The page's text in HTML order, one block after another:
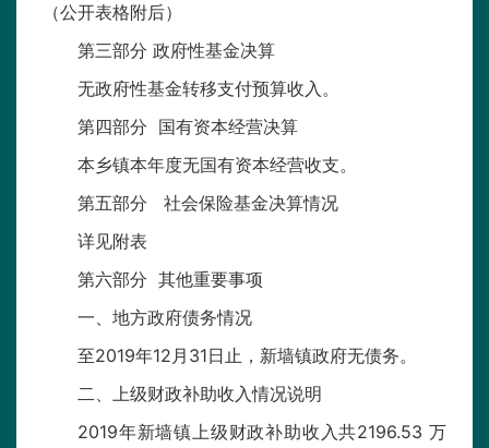
（公开表格附后）
第三部分 政府性基金决算
无政府性基金转移支付预算收入。
第四部分 国有资本经营决算
本乡镇本年度无国有资本经营收支。
第五部分 社会保险基金决算情况
详见附表
第六部分 其他重要事项
一、地方政府债务情况
至2019年12月31日止，新墙镇政府无债务。
二、上级财政补助收入情况说明
2019年新墙镇上级财政补助收入共2196.53 万